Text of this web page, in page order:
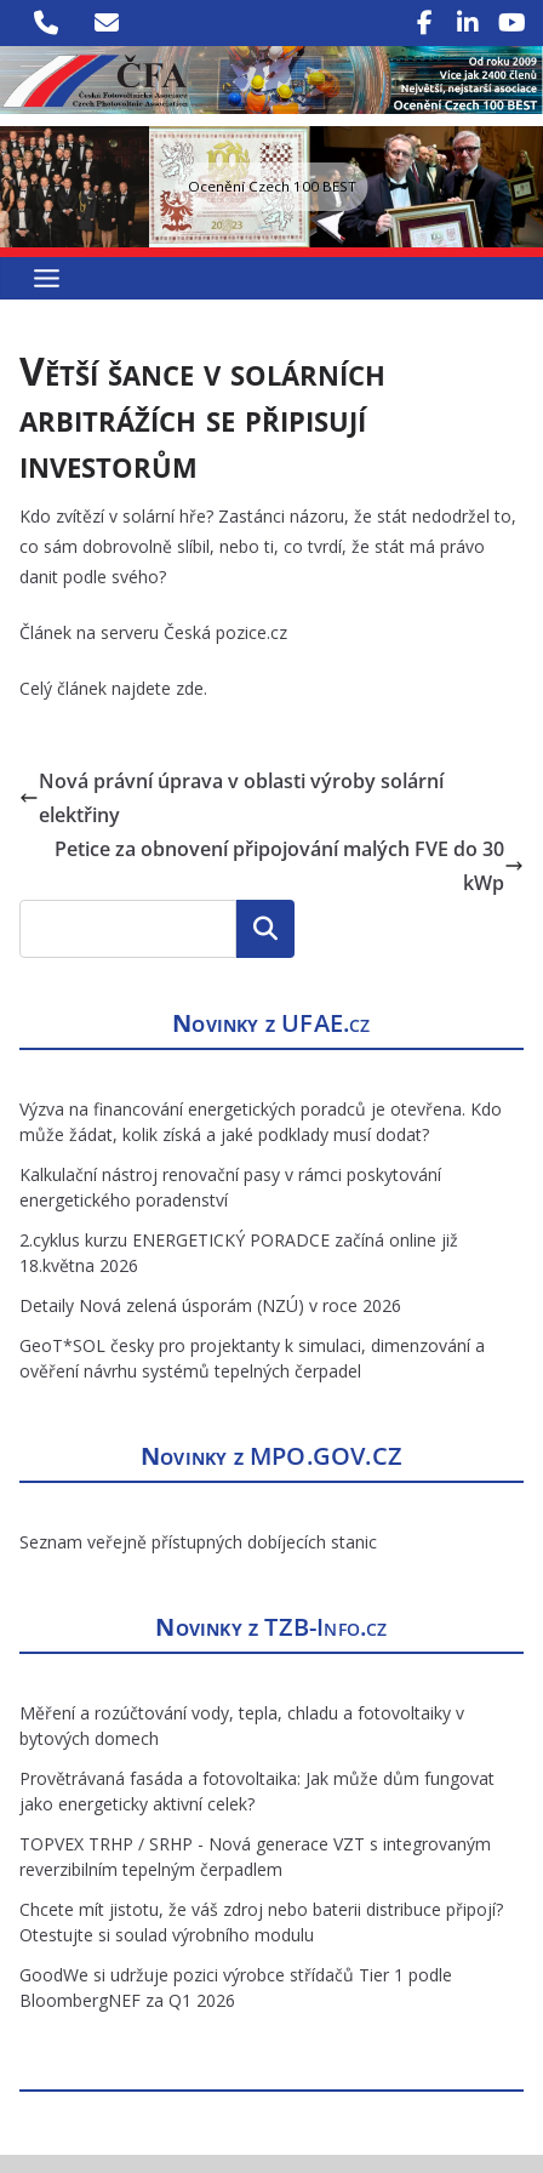
Přeskočit
na
obsah
Ocenění Czech 100 BEST
Větší šance v solárních
arbitrážích se připisují
investorům
Kdo zvítězí v solární hře? Zastánci názoru, že stát nedodržel to,
co sám dobrovolně slíbil, nebo ti, co tvrdí, že stát má právo
danit podle svého?
Článek na serveru Česká pozice.cz
Celý článek najdete zde.
Nová právní úprava v oblasti výroby solární
elektřiny
Petice za obnovení připojování malých FVE do 30
kWp
Hledat
Novinky z UFAE.cz
Výzva na financování energetických poradců je otevřena. Kdo
může žádat, kolik získá a jaké podklady musí dodat?
Kalkulační nástroj renovační pasy v rámci poskytování
energetického poradenství
2.cyklus kurzu ENERGETICKÝ PORADCE začíná online již
18.května 2026
Detaily Nová zelená úsporám (NZÚ) v roce 2026
GeoT*SOL česky pro projektanty k simulaci, dimenzování a
ověření návrhu systémů tepelných čerpadel
Novinky zMPO.GOV.CZ
Seznam veřejně přístupných dobíjecích stanic
Novinky zTZB-Info.cz
Měření a rozúčtování vody, tepla, chladu a fotovoltaiky v
bytových domech
Provětrávaná fasáda a fotovoltaika: Jak může dům fungovat
jako energeticky aktivní celek?
TOPVEX TRHP / SRHP - Nová generace VZT s integrovaným
reverzibilním tepelným čerpadlem
Chcete mít jistotu, že váš zdroj nebo baterii distribuce připojí?
Otestujte si soulad výrobního modulu
GoodWe si udržuje pozici výrobce střídačů Tier 1 podle
BloombergNEF za Q1 2026